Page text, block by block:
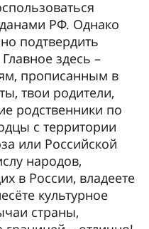
РФ. Однако
подтвердить
здесь –
прописанным в
твои родители,
родственники по
с территории
или Российской
народов,
в России, владеете
культурное
страны,